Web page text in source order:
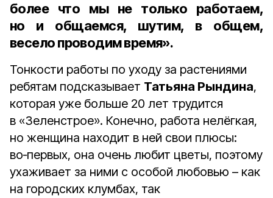
более что мы не только работаем,
но и общаемся, шутим, в общем,
весело проводим время».
Тонкости работы по уходу за растениями
ребятам подсказывает Татьяна Рындина,
которая уже больше 20 лет трудится
в «Зеленстрое». Конечно, работа нелёгкая,
но женщина находит в ней свои плюсы:
во‑первых, она очень любит цветы, поэтому
ухаживает за ними с особой любовью – как
на городских клумбах, так